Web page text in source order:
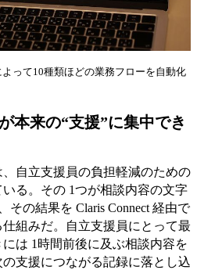
って10種類ほどの業務フローを自動化
本来の“支援”に集中でき
自立支援員の負担軽減のための
る。その 1つが相談内容の文字
その結果を Claris Connect 経由で
仕組みだ。自立支援員にとって最
は 1時間前後に及ぶ相談内容を
支援につながる記録に落とし込